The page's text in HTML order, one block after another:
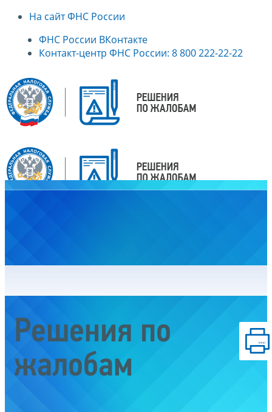
На сайт ФНС России
ФНС России ВКонтакте
Контакт-центр ФНС России: 8 800 222-22-22
Решения по
жалобам